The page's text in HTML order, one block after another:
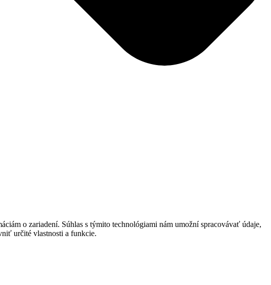
o zariadení. Súhlas s týmito technológiami nám umožní spracovávať údaje,
určité vlastnosti a funkcie.